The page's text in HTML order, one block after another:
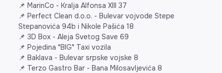
📌 MarinCo - Kralja Alfonsa XIII 37
📌 Perfect Clean d.o.o. - Bulevar vojvode Stepe
Stepanovića 94b i Nikole Pašića 18
📌 3D Box - Aleja Svetog Save 69
📌 Pojedina "BIG" Taxi vozila
📌 Baklava - Bulevar srpske vojske 8
📌 Terzo Gastro Bar - Bana Milosavljevića 8